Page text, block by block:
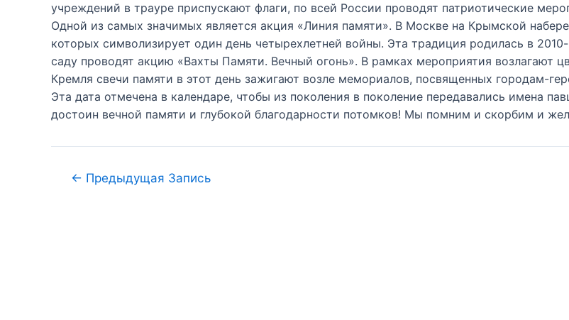
учреждений в трауре приспускают флаги, по всей России проводят патриотические
Одной из самых значимых является акция «Линия памяти». В Москве на Крымской
которых символизирует один день четырехлетней войны. Эта традиция родилась в
саду проводят акцию «Вахты Памяти. Вечный огонь». В рамках мероприятия возлагают
Кремля свечи памяти в этот день зажигают возле мемориалов, посвященных городам-
Эта дата отмечена в календаре, чтобы из поколения в поколение передавались имена
достоин вечной памяти и глубокой благодарности потомков! Мы помним и скорбим и
← Предыдущая Запись